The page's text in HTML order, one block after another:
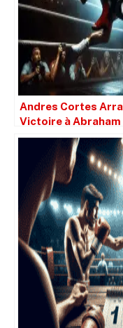
Andres Cortes
Victoire à Abraham